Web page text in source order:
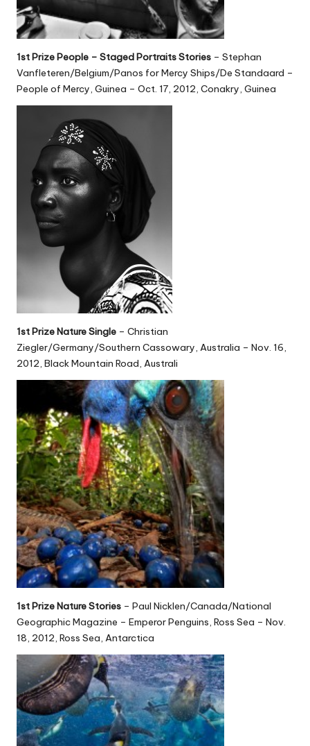
1st Prize People – Staged Portraits Stories – Stephan
Vanfleteren/Belgium/Panos for Mercy Ships/De Standaard –
People of Mercy, Guinea – Oct. 17, 2012, Conakry, Guinea
1st Prize Nature Single – Christian
Ziegler/Germany/Southern Cassowary, Australia – Nov. 16,
2012, Black Mountain Road, Australi
1st Prize Nature Stories – Paul Nicklen/Canada/National
Geographic Magazine – Emperor Penguins, Ross Sea – Nov.
18, 2012, Ross Sea, Antarctica